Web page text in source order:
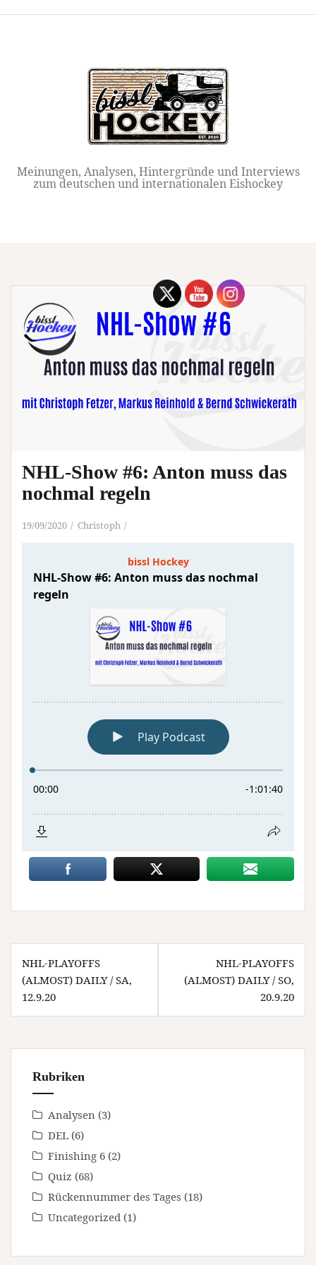
Meinungen, Analysen, Hintergründe und Interviews
zum deutschen und internationalen Eishockey
NHL-Show #6: Anton muss das
nochmal regeln
19/09/2020 Christoph
Beitragsnavigation
NHL-PLAYOFFS
(ALMOST) DAILY / SA,
12.9.20
NHL-PLAYOFFS
(ALMOST) DAILY / SO,
20.9.20
Rubriken
Analysen (3)
DEL (6)
Finishing 6 (2)
Quiz (68)
Rückennummer des Tages (18)
Uncategorized (1)